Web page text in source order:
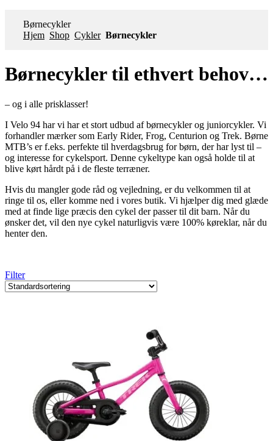
Børnecykler
Hjem Shop Cykler Børnecykler
Børnecykler til ethvert behov…
– og i alle prisklasser!
I Velo 94 har vi har et stort udbud af børnecykler og juniorcykler. Vi
forhandler mærker som Early Rider, Frog, Centurion og Trek. Børne
MTB’s er f.eks. perfekte til hverdagsbrug for børn, der har lyst til –
og interesse for cykelsport. Denne cykeltype kan også holde til at
blive kørt hårdt på i de fleste terræner.
Hvis du mangler gode råd og vejledning, er du velkommen til at
ringe til os, eller komme ned i vores butik. Vi hjælper dig med glæde
med at finde lige præcis den cykel der passer til dit barn. Når du
ønsker det, vil den nye cykel naturligvis være 100% køreklar, når du
henter den.
Filter